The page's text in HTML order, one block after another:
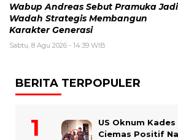
Wabup Andreas Sebut Pramuka Jadi
Wadah Strategis Membangun
Karakter Generasi ‎
Sabtu, 8 Agu 2026 - 14:39 WIB
BERITA TERPOPULER
US Oknum
Ciemas Positif